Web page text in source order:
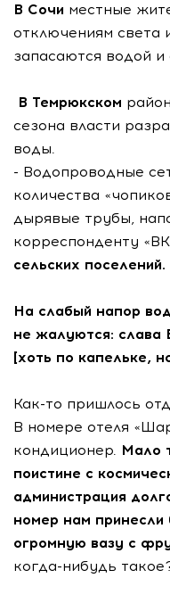
В Сочи местные
отключениям света
запасаются водой
В Темрюкском
сезона власти
воды.
- Водопроводные
количества
дырявые трубы,
корреспонденту
сельских поселений.
На слабый напор
не жалуются: слава
[хоть по капельке,
Как-то пришлось
В номере отеля
кондиционер. Мало
поистине с
администрация
номер нам
огромную вазу с
когда-нибудь